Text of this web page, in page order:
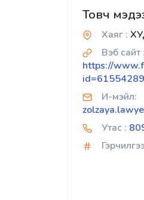
Товч
Хаяг :
Вэб сайт :
https://
И-мэйл:
Утас :